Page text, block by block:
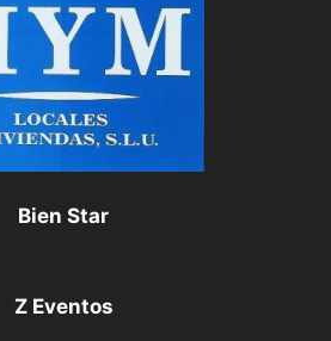
Bien Star
Z Eventos